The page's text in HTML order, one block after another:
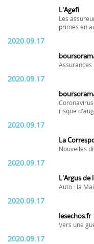
L'Agefi
Les
primes en
2020.09.17
Assurances
2020.09.17
risque
2020.09.17
La
Nouvelles
2020.09.17
L'Argus de
Auto : la
2020.09.17
lesechos.fr
Vers une
2020.09.17